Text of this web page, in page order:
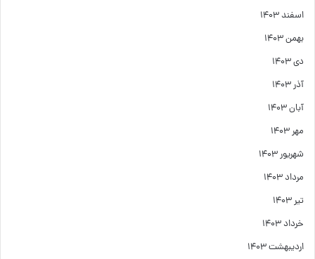
اسفند ۱۴۰۳
بهمن ۱۴۰۳
دی ۱۴۰۳
آذر ۱۴۰۳
آبان ۱۴۰۳
مهر ۱۴۰۳
شهریور ۱۴۰۳
مرداد ۱۴۰۳
تیر ۱۴۰۳
خرداد ۱۴۰۳
اردیبهشت ۱۴۰۳